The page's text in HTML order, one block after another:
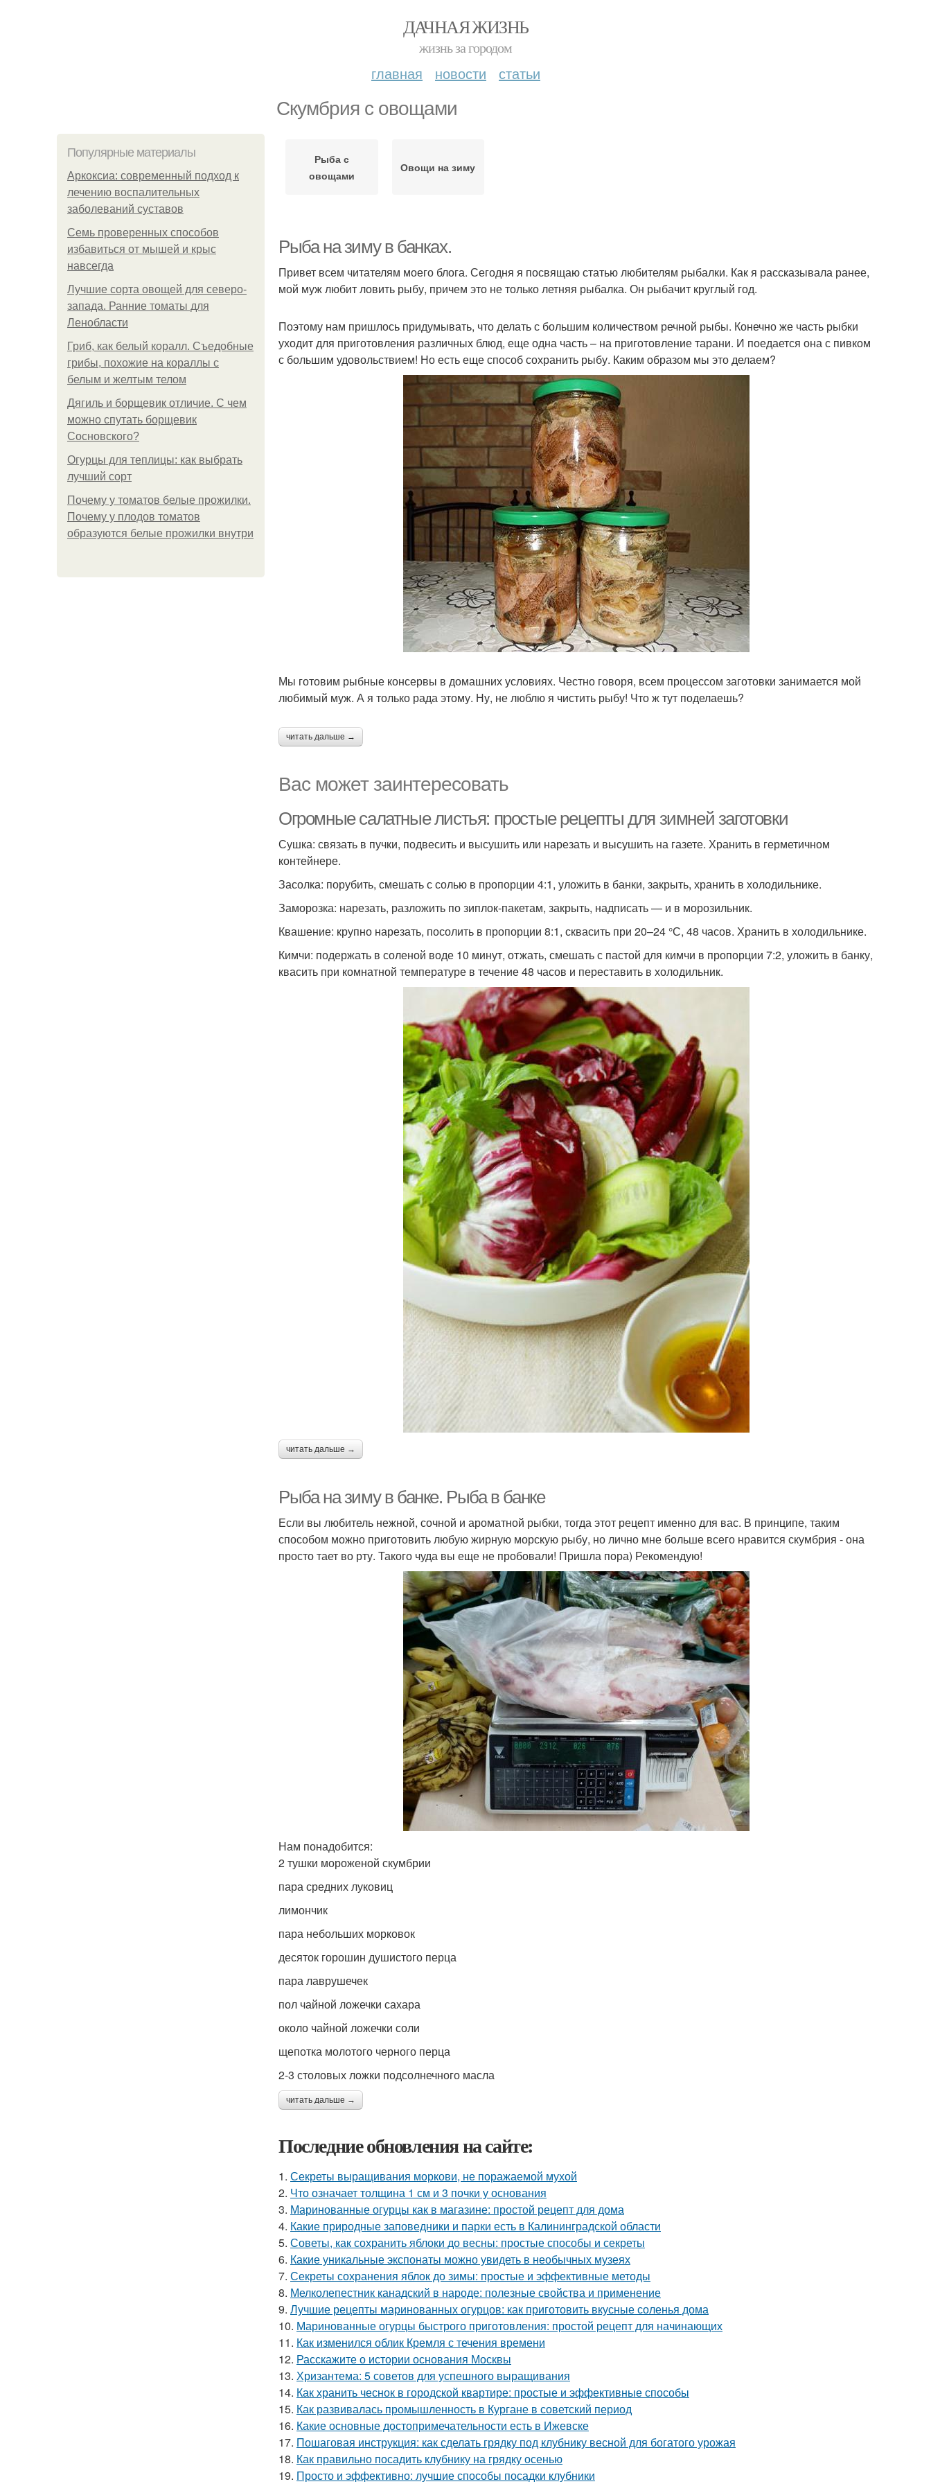
ДАЧНАЯ ЖИЗНЬ
жизнь за городом
главная новости статьи
Скумбрия с овощами
Популярные материалы
Аркоксиа: современный подход к
лечению воспалительных
заболеваний суставов
Семь проверенных способов
избавиться от мышей и крыс
навсегда
Лучшие сорта овощей для северо-
запада. Ранние томаты для
Ленобласти
Гриб, как белый коралл. Съедобные
грибы, похожие на кораллы с
белым и желтым телом
Дягиль и борщевик отличие. С чем
можно спутать борщевик
Сосновского?
Огурцы для теплицы: как выбрать
лучший сорт
Почему у томатов белые прожилки.
Почему у плодов томатов
образуются белые прожилки внутри
Рыба с
овощами
Овощи на зиму
Рыба на зиму в банках.
Привет всем читателям моего блога. Сегодня я посвящаю статью любителям рыбалки. Как я рассказывала ранее,
мой муж любит ловить рыбу, причем это не только летняя рыбалка. Он рыбачит круглый год.
Поэтому нам пришлось придумывать, что делать с большим количеством речной рыбы. Конечно же часть рыбки
уходит для приготовления различных блюд, еще одна часть – на приготовление тарани. И поедается она с пивком
с большим удовольствием! Но есть еще способ сохранить рыбу. Каким образом мы это делаем?
Мы готовим рыбные консервы в домашних условиях. Честно говоря, всем процессом заготовки занимается мой
любимый муж. А я только рада этому. Ну, не люблю я чистить рыбу! Что ж тут поделаешь?
читать дальше →
Вас может заинтересовать
Огромные салатные листья: простые рецепты для зимней заготовки
Сушка: связать в пучки, подвесить и высушить или нарезать и высушить на газете. Хранить в герметичном
контейнере.
Засолка: порубить, смешать с солью в пропорции 4:1, уложить в банки, закрыть, хранить в холодильнике.
Заморозка: нарезать, разложить по зиплок-пакетам, закрыть, надписать — и в морозильник.
Квашение: крупно нарезать, посолить в пропорции 8:1, сквасить при 20–24 °С, 48 часов. Хранить в холодильнике.
Кимчи: подержать в соленой воде 10 минут, отжать, смешать с пастой для кимчи в пропорции 7:2, уложить в банку,
квасить при комнатной температуре в течение 48 часов и переставить в холодильник.
читать дальше →
Рыба на зиму в банке. Рыба в банке
Если вы любитель нежной, сочной и ароматной рыбки, тогда этот рецепт именно для вас. В принципе, таким
способом можно приготовить любую жирную морскую рыбу, но лично мне больше всего нравится скумбрия - она
просто тает во рту. Такого чуда вы еще не пробовали! Пришла пора) Рекомендую!
Нам понадобится:
2 тушки мороженой скумбрии
пара средних луковиц
лимончик
пара небольших морковок
десяток горошин душистого перца
пара лаврушечек
пол чайной ложечки сахара
около чайной ложечки соли
щепотка молотого черного перца
2-3 столовых ложки подсолнечного масла
читать дальше →
Последние обновления на сайте:
1. Секреты выращивания моркови, не поражаемой мухой
2. Что означает толщина 1 см и 3 почки у основания
3. Маринованные огурцы как в магазине: простой рецепт для дома
4. Какие природные заповедники и парки есть в Калининградской области
5. Советы, как сохранить яблоки до весны: простые способы и секреты
6. Какие уникальные экспонаты можно увидеть в необычных музеях
7. Секреты сохранения яблок до зимы: простые и эффективные методы
8. Мелколепестник канадский в народе: полезные свойства и применение
9. Лучшие рецепты маринованных огурцов: как приготовить вкусные соленья дома
10. Маринованные огурцы быстрого приготовления: простой рецепт для начинающих
11. Как изменился облик Кремля с течения времени
12. Расскажите о истории основания Москвы
13. Хризантема: 5 советов для успешного выращивания
14. Как хранить чеснок в городской квартире: простые и эффективные способы
15. Как развивалась промышленность в Кургане в советский период
16. Какие основные достопримечательности есть в Ижевске
17. Пошаговая инструкция: как сделать грядку под клубнику весной для богатого урожая
18. Как правильно посадить клубнику на грядку осенью
19. Просто и эффективно: лучшие способы посадки клубники